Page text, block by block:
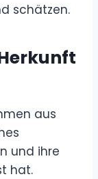
schätzen.
aus
und ihre
hat.